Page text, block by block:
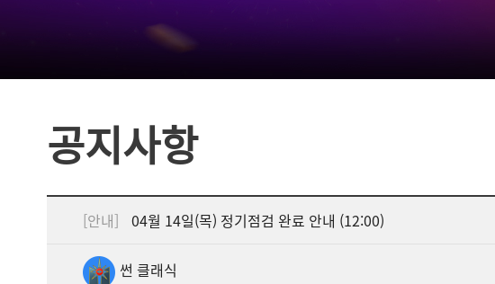
공지사항
[안내] 04월 14일(목) 정기점검 완료 안내 (12:00)
썬 클래식